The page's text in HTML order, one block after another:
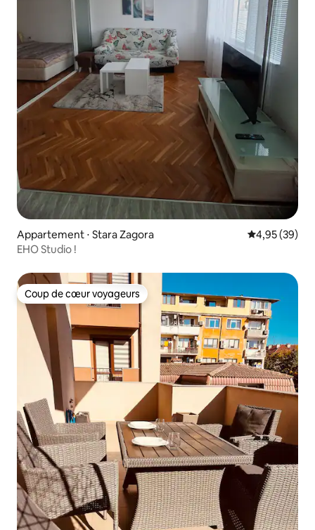
Appartement ⋅ Stara Zagora Évaluation
4,95 (39)
EHO Studio !
Coup de cœur voyageurs
Coup de cœur voyageurs